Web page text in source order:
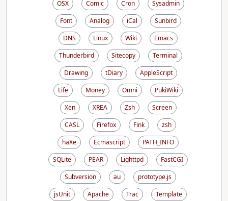
OSX Comic Cron
Sysadmin
Font
Analog iCal
Sunbird
DNS
Linux Wiki
Emacs
Thunderbird
Sitecopy
Terminal
Drawing
tDiary
AppleScript
Life
Money Omni
PukiWiki
Xen
XREA Zsh
Screen
CASL
Firefox Fink
zsh
haXe
Ecmascript
PATH_INFO
SQLite
PEAR Lighttpd
FastCGI
Subversion
au
prototype.js
jsUnit
Apache Trac
Template